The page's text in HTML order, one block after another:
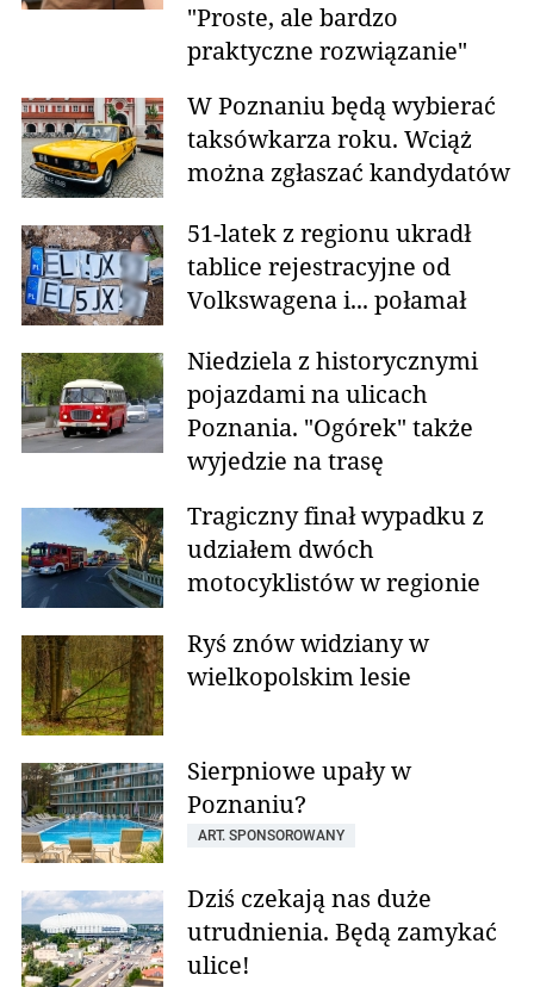
"Proste, ale bardzo
praktyczne rozwiązanie"
W Poznaniu będą wybierać
taksówkarza roku. Wciąż
można zgłaszać kandydatów
51-latek z regionu ukradł
tablice rejestracyjne od
Volkswagena i... połamał
Niedziela z historycznymi
pojazdami na ulicach
Poznania. "Ogórek" także
wyjedzie na trasę
Tragiczny finał wypadku z
udziałem dwóch
motocyklistów w regionie
Ryś znów widziany w
wielkopolskim lesie
Sierpniowe upały w
Poznaniu?
ART. SPONSOROWANY
Dziś czekają nas duże
utrudnienia. Będą zamykać
ulice!